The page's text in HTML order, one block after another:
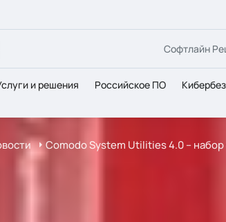
Софтлайн
и решения Российское ПО
Comodo System Utilities 4.0 –